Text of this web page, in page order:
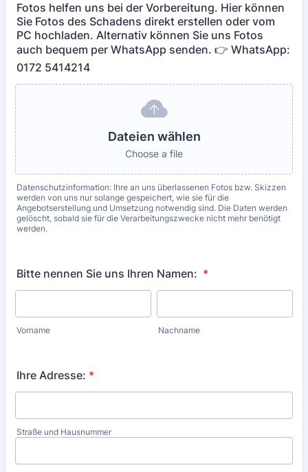
Fotos helfen uns bei der Vorbereitung. Hier können
Sie Fotos des Schadens direkt erstellen oder vom
PC hochladen. Alternativ können Sie uns Fotos
auch bequem per WhatsApp senden. 👉 WhatsApp:
0172 5414214
Dateien wählen
Choose a file
Datenschutzinformation: Ihre an uns überlassenen Fotos bzw. Skizzen
werden von uns nur solange gespeichert, wie sie für die
Angebotserstellung und Umsetzung notwendig sind. Die Daten werden
gelöscht, sobald sie für die Verarbeitungszwecke nicht mehr benötigt
werden.
Bitte nennen Sie uns Ihren Namen: *
Vorname Nachname
Ihre Adresse: *
Straße und Hausnummer